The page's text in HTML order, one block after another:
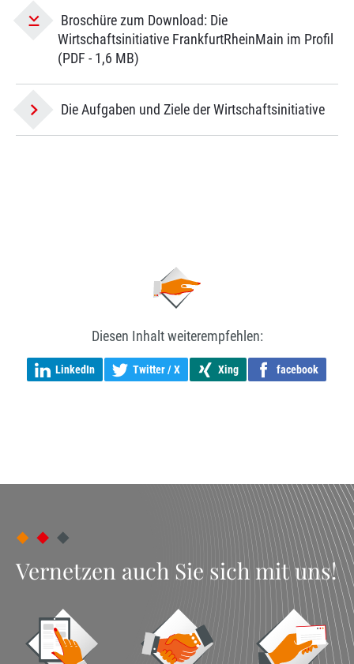
Broschüre zum Download: Die
Wirtschaftsinitiative FrankfurtRheinMain im Profil
(PDF - 1,6 MB)
Die Aufgaben und Ziele der Wirtschaftsinitiative
Diesen Inhalt weiterempfehlen:
LinkedIn Twitter / X Xing facebook
Vernetzen auch Sie sich mit uns!